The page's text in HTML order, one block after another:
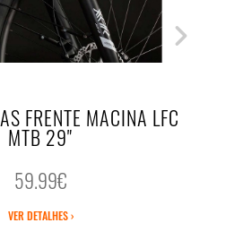
FRENTE MACINA LFC
MTB 29"
59.99€
VER DETALHES ›